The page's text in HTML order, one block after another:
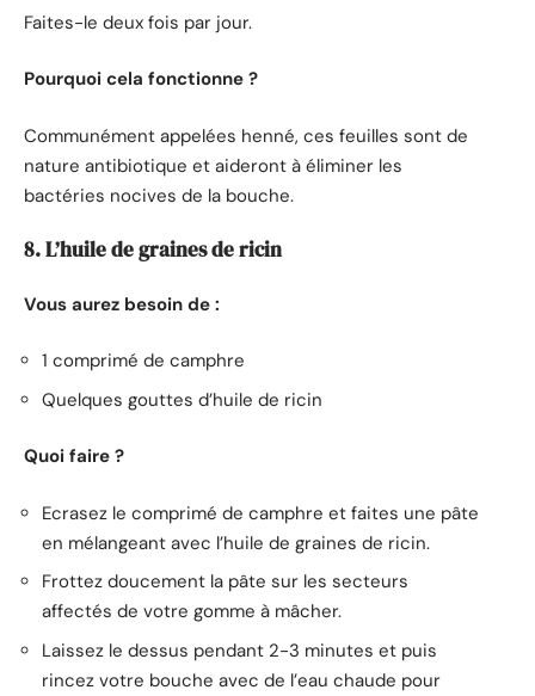
Faites-le deux fois par jour.
Pourquoi cela fonctionne ?
Communément appelées henné, ces feuilles sont de
nature antibiotique et aideront à éliminer les
bactéries nocives de la bouche.
8. L’huile de graines de ricin
Vous aurez besoin de :
1 comprimé de camphre
Quelques gouttes d’huile de ricin
Quoi faire ?
Ecrasez le comprimé de camphre et faites une pâte
en mélangeant avec l’huile de graines de ricin.
Frottez doucement la pâte sur les secteurs
affectés de votre gomme à mâcher.
Laissez le dessus pendant 2-3 minutes et puis
rincez votre bouche avec de l’eau chaude pour